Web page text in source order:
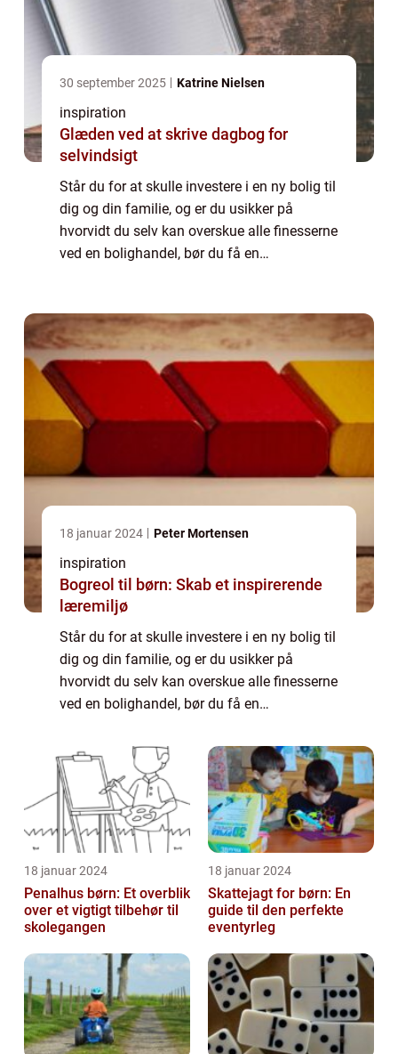
30 september 2025 Katrine Nielsen
inspiration
Glæden ved at skrive dagbog for
selvindsigt
Står du for at skulle investere i en ny bolig til
dig og din familie, og er du usikker på
hvorvidt du selv kan overskue alle finesserne
ved en bolighandel, bør du få en
special...
18 januar 2024 Peter Mortensen
inspiration
Bogreol til børn: Skab et inspirerende
læremiljø
Står du for at skulle investere i en ny bolig til
dig og din familie, og er du usikker på
hvorvidt du selv kan overskue alle finesserne
ved en bolighandel, bør du få en
boligadvokat? En boligadvokat er en
special...
18 januar 2024
Penalhus børn: Et overblik
over et vigtigt tilbehør til
skolegangen
18 januar 2024
Skattejagt for børn: En
guide til den perfekte
eventyrleg